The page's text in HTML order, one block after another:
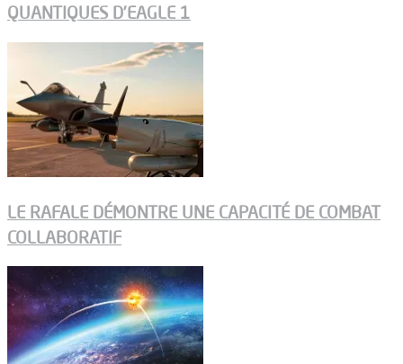
QUANTIQUES D’EAGLE 1
LE RAFALE DÉMONTRE UNE CAPACITÉ DE COMBAT
COLLABORATIF